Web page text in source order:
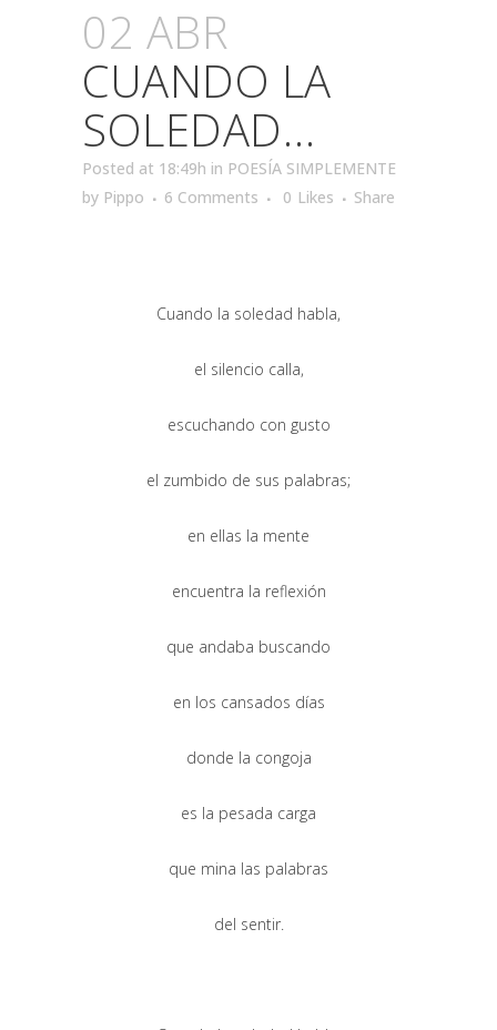
02 ABR
CUANDO LA
SOLEDAD…
Posted at 18:49h in POESÍA SIMPLEMENTE
by Pippo 6 Comments 0 Likes Share
Cuando la soledad habla,
el silencio calla,
escuchando con gusto
el zumbido de sus palabras;
en ellas la mente
encuentra la reflexión
que andaba buscando
en los cansados días
donde la congoja
es la pesada carga
que mina las palabras
del sentir.